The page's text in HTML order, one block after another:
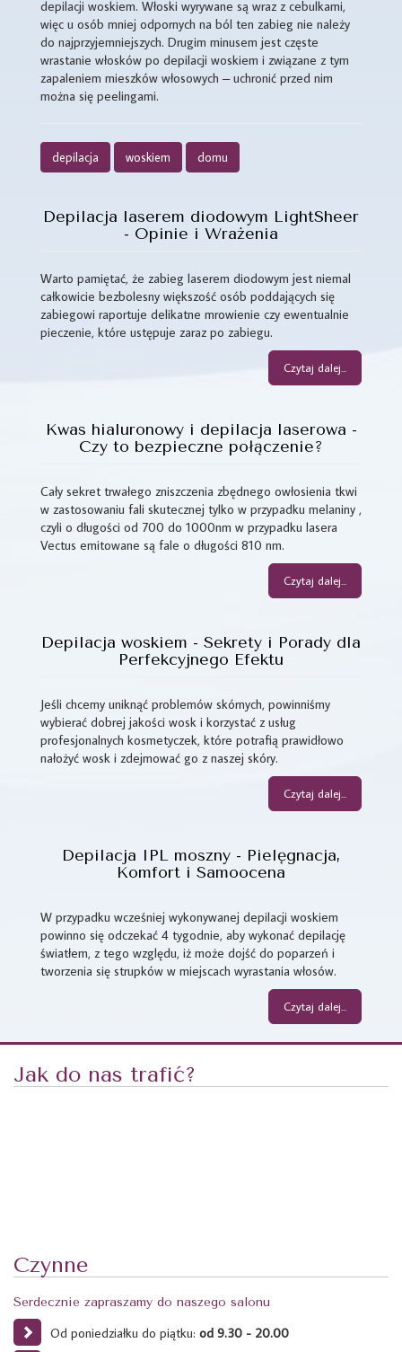
depilacji woskiem. Włoski wyrywane są wraz z cebulkami,
więc u osób mniej odpornych na ból ten zabieg nie należy
do najprzyjemniejszych. Drugim minusem jest częste
wrastanie włosków po depilacji woskiem i związane z tym
zapaleniem mieszków włosowych – uchronić przed nim
można się peelingami.
depilacja woskiem domu
Depilacja laserem diodowym LightSheer
- Opinie i Wrażenia
Warto pamiętać, że zabieg laserem diodowym jest niemal
całkowicie bezbolesny większość osób poddających się
zabiegowi raportuje delikatne mrowienie czy ewentualnie
pieczenie, które ustępuje zaraz po zabiegu.
Czytaj dalej...
Kwas hialuronowy i depilacja laserowa -
Czy to bezpieczne połączenie?
Cały sekret trwałego zniszczenia zbędnego owłosienia tkwi
w zastosowaniu fali skutecznej tylko w przypadku melaniny ,
czyli o długości od 700 do 1000nm w przypadku lasera
Vectus emitowane są fale o długości 810 nm.
Czytaj dalej...
Depilacja woskiem - Sekrety i Porady dla
Perfekcyjnego Efektu
Jeśli chcemy uniknąć problemów skórnych, powinniśmy
wybierać dobrej jakości wosk i korzystać z usług
profesjonalnych kosmetyczek, które potrafią prawidłowo
nałożyć wosk i zdejmować go z naszej skóry.
Czytaj dalej...
Depilacja IPL moszny - Pielęgnacja,
Komfort i Samoocena
W przypadku wcześniej wykonywanej depilacji woskiem
powinno się odczekać 4 tygodnie, aby wykonać depilację
światłem, z tego względu, iż może dojść do poparzeń i
tworzenia się strupków w miejscach wyrastania włosów.
Czytaj dalej...
Jak do nas trafić?
Czynne
Serdecznie zapraszamy do naszego salonu
Od poniedziałku do piątku: od 9.30 - 20.00